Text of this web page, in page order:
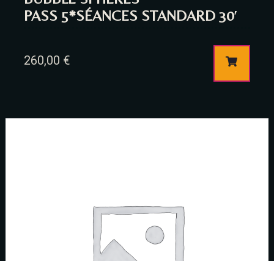
PASS 5*SÉANCES STANDARD 30′
260,00 €